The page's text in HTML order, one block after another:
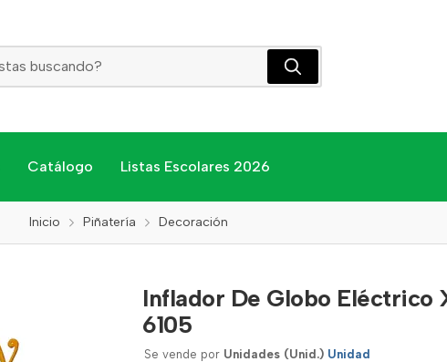
Catálogo Listas Escolares 2026
Inicio Piñatería Decoración
Inflador De Globo Eléctrico
6105
Se vende por Unidades (Unid.) Unidad